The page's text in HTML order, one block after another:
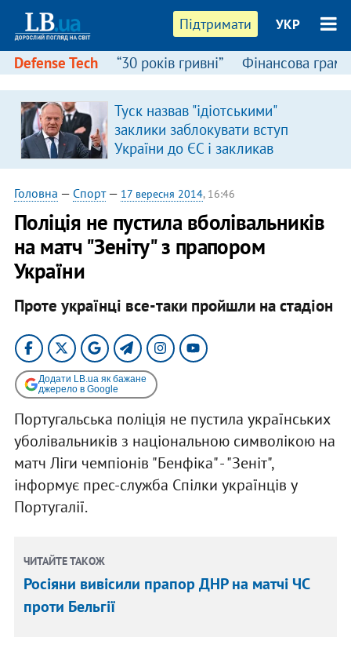
Підтримати УКР
Defense Tech “30 років гривні” Фінансова
Туск назвав "ідіотськими"
заклики заблокувати вступ
України до ЄС і закликав
припинити антиукраїнську
риторику
Головна — Спорт— 17 вересня 2014, 16:46
Поліція не пустила вболівальників
на матч "Зеніту" з прапором
України
Проте українці все-таки пройшли на стадіон
Додати LB.ua як бажане
джерело в Google
Португальська поліція не пустила українських
уболівальників з національною символікою на
матч Ліги чемпіонів "Бенфіка" - "Зеніт",
інформує прес-служба Спілки українців у
Португалії.
ЧИТАЙТЕ ТАКОЖ
Роcіяни вивісили прапор ДНР на матчі ЧС
проти Бельгії